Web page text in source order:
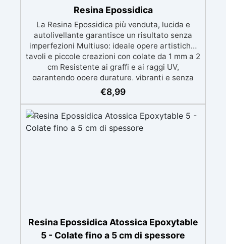
Resina Epossidica
La Resina Epossidica più venduta, lucida e
autolivellante garantisce un risultato senza
imperfezioni Multiuso: ideale opere artistiche,
tavoli e piccole creazioni con colate da 1 mm a 2
cm Resistente ai graffi e ai raggi UV,
garantendo opere durature, vibranti e senza
ingiallimenti nel tempo Bassa viscosità e
formula anti-bolle per risultati impeccabili,
Certificata Atossica post catalisi per contatto
con la pelle, BPA free e VoC Free
€8,99
Resina Epossidica Atossica Epoxytable
5 - Colate fino a 5 cm di spessore